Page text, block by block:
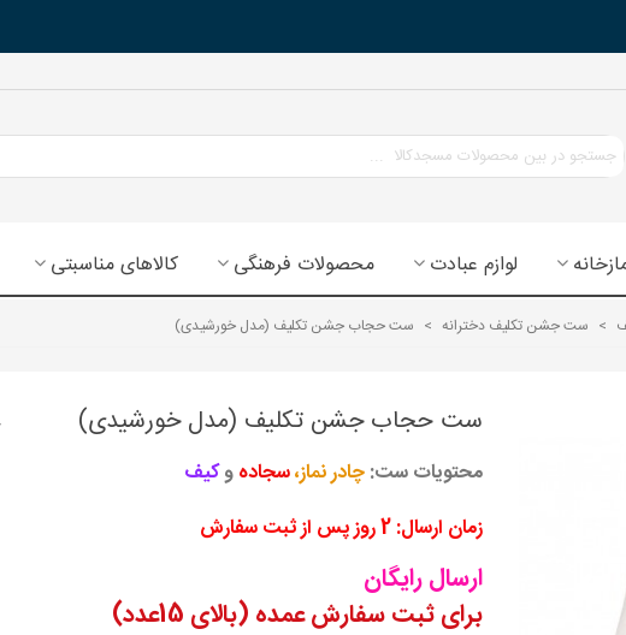
لوازم عبادت محصولات فرهنگی کالاهای مناسبتی
> ست جشن تکلیف دخترانه > ست حجاب جشن تکلیف (مدل خورشیدی)
ست حجاب جشن تکلیف (مدل خورشیدی)
محتویات ست:چادر نماز،سجادهوکیف
زمان ارسال: 2 روز پس از ثبت سفارش
ارسال رایگان
برای ثبت سفارش عمده (بالای 15عدد)